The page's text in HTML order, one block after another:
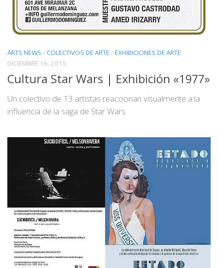
ARTS NEWS /COLECTIVOS DE ARTE /EXHIBICIONES DE ARTE
DICIEMBRE 16, 2015
Cultura Star Wars | Exhibición «1977»
Un colectivo de 13 artistas reaccionan visualmente a la
influencia de la saga de Star Wars.